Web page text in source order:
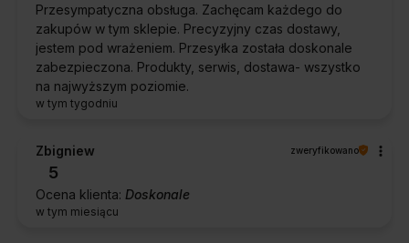
Przesympatyczna obsługa. Zachęcam każdego do
zakupów w tym sklepie. Precyzyjny czas dostawy,
jestem pod wrażeniem. Przesyłka została doskonale
zabezpieczona. Produkty, serwis, dostawa- wszystko
na najwyższym poziomie.
w tym tygodniu
Zbigniew zweryfikowano
5
Ocena klienta: Doskonale
w tym miesiącu